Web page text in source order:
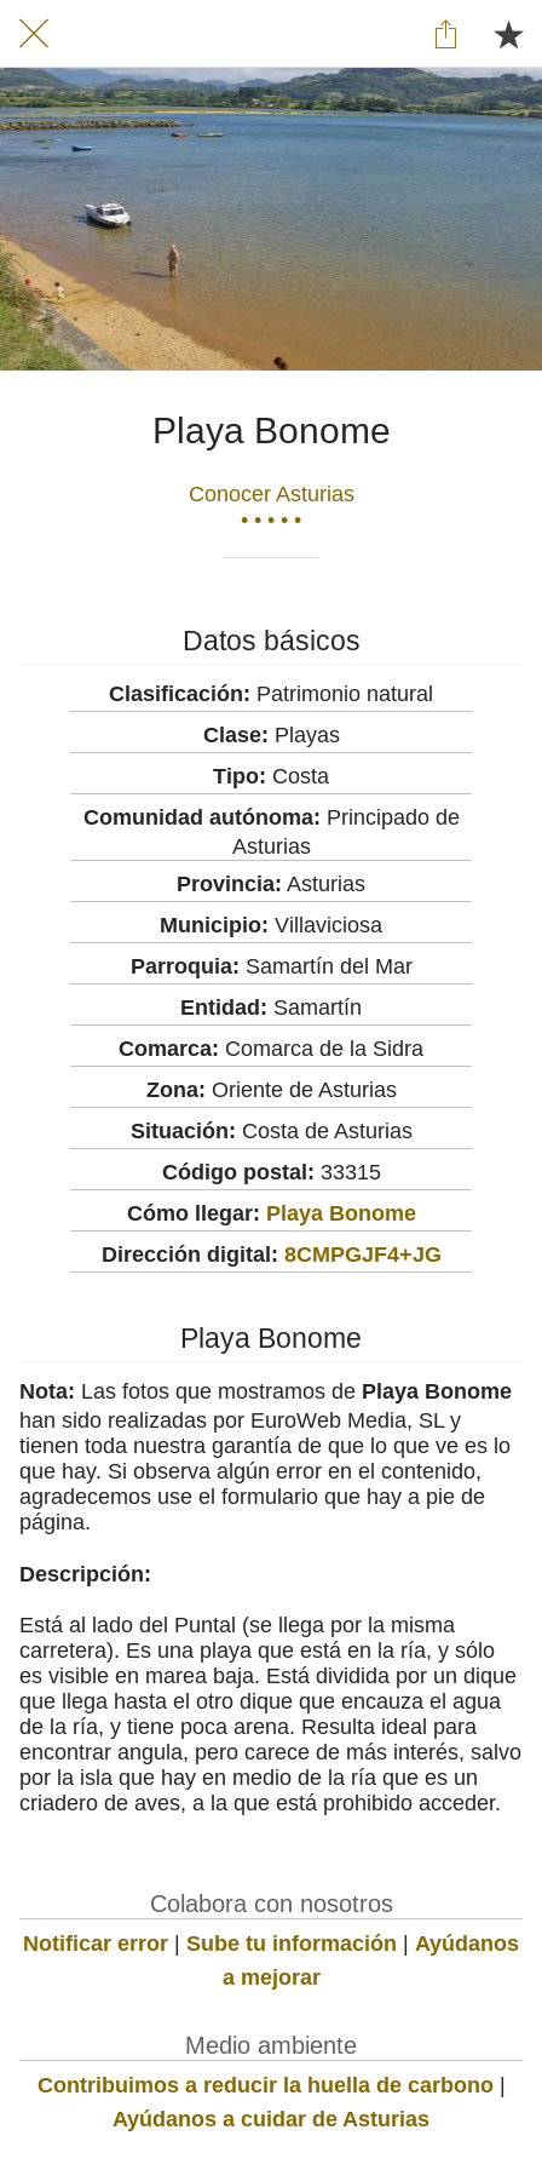
Playa Bonome
Conocer Asturias
• • • • •
Datos básicos
Clasificación: Patrimonio natural
Clase: Playas
Tipo: Costa
Comunidad autónoma: Principado de
Asturias
Provincia: Asturias
Municipio: Villaviciosa
Parroquia: Samartín del Mar
Entidad: Samartín
Comarca: Comarca de la Sidra
Zona: Oriente de Asturias
Situación: Costa de Asturias
Código postal: 33315
Cómo llegar: Playa Bonome
Dirección digital: 8CMPGJF4+JG
Playa Bonome
Nota: Las fotos que mostramos de Playa Bonome
han sido realizadas por EuroWeb Media, SL y
tienen toda nuestra garantía de que lo que ve es lo
que hay. Si observa algún error en el contenido,
agradecemos use el formulario que hay a pie de
página.
Descripción:
Está al lado del Puntal (se llega por la misma
carretera). Es una playa que está en la ría, y sólo
es visible en marea baja. Está dividida por un dique
que llega hasta el otro dique que encauza el agua
de la ría, y tiene poca arena. Resulta ideal para
encontrar angula, pero carece de más interés, salvo
por la isla que hay en medio de la ría que es un
criadero de aves, a la que está prohibido acceder.
Colabora con nosotros
Notificar error | Sube tu información | Ayúdanos
a mejorar
Medio ambiente
Contribuimos a reducir la huella de carbono|
Ayúdanos a cuidar de Asturias